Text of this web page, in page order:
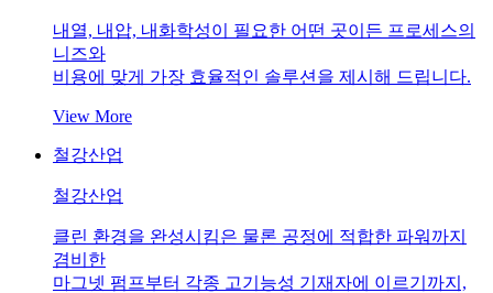
내열, 내압, 내화학성이 필요한 어떤 곳이든 프로세스의
니즈와
비용에 맞게 가장 효율적인 솔루션을 제시해 드립니다.
View More
철강산업
철강산업
클린 환경을 완성시킴은 물론 공정에 적합한 파워까지
겸비한
마그넷 펌프부터 각종 고기능성 기재자에 이르기까지,